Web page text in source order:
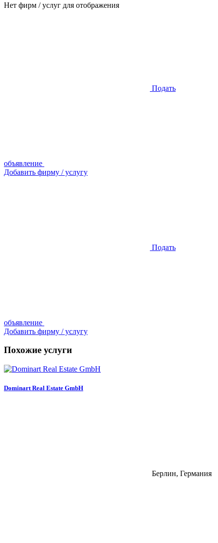
Нет фирм / услуг для отображения
Подать
объявление
Добавить фирму / услугу
Подать
объявление
Добавить фирму / услугу
Похожие услуги
Dominart Real Estate GmbH
Берлин, Германия